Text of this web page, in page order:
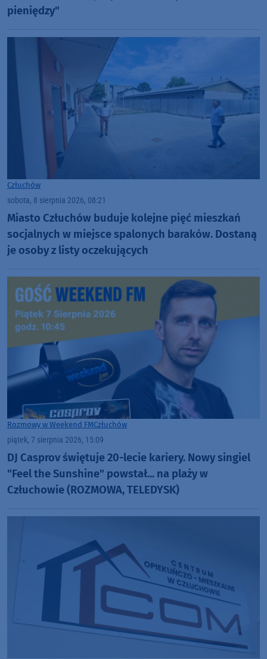
pieniędzy"
Człuchów
sobota, 8 sierpnia 2026, 08:21
Miasto Człuchów buduje kolejne pięć mieszkań
socjalnych w miejsce spalonych baraków. Dostaną
je osoby z listy oczekujących
Rozmowy w Weekend FMCzłuchów
piątek, 7 sierpnia 2026, 15:09
DJ Casprov świętuje 20-lecie kariery. Nowy singiel
"Feel the Sunshine" powstał... na plaży w
Człuchowie (ROZMOWA, TELEDYSK)